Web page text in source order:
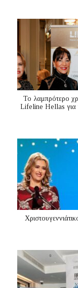
Το λαμπρότερο
Lifeline Hellas για